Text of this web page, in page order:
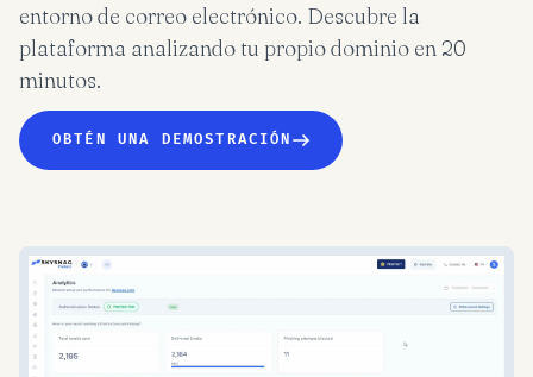
entorno de correo electrónico. Descubre la
plataforma analizando tu propio dominio en 20
minutos.
OBTÉN UNA DEMOSTRACIÓN